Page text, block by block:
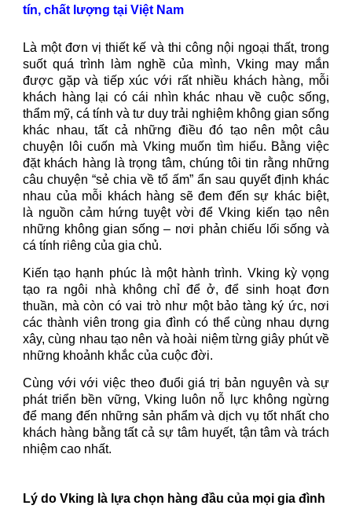
tín, chất lượng tại Việt Nam
Là một đơn vị thiết kế và thi công nội ngoại thất, trong
suốt quá trình làm nghề của mình, Vking may mắn
được gặp và tiếp xúc với rất nhiều khách hàng, mỗi
khách hàng lại có cái nhìn khác nhau về cuộc sống,
thẩm mỹ, cá tính và tư duy trải nghiệm không gian sống
khác nhau, tất cả những điều đó tạo nên một câu
chuyện lôi cuốn mà Vking muốn tìm hiểu. Bằng việc
đặt khách hàng là trọng tâm, chúng tôi tin rằng những
câu chuyện “sẻ chia về tổ ấm” ẩn sau quyết định khác
nhau của mỗi khách hàng sẽ đem đến sự khác biệt,
là nguồn cảm hứng tuyệt vời để Vking kiến tạo nên
những không gian sống – nơi phản chiếu lối sống và
cá tính riêng của gia chủ.
Kiến tạo hạnh phúc là một hành trình. Vking kỳ vọng
tạo ra ngôi nhà không chỉ để ở, để sinh hoạt đơn
thuần, mà còn có vai trò như một bảo tàng ký ức, nơi
các thành viên trong gia đình có thể cùng nhau dựng
xây, cùng nhau tạo nên và hoài niệm từng giây phút về
những khoảnh khắc của cuộc đời.
Cùng với với việc theo đuổi giá trị bản nguyên và sự
phát triển bền vững, Vking luôn nỗ lực không ngừng
để mang đến những sản phẩm và dịch vụ tốt nhất cho
khách hàng bằng tất cả sự tâm huyết, tận tâm và trách
nhiệm cao nhất.
Lý do Vking là lựa chọn hàng đầu của mọi gia đình